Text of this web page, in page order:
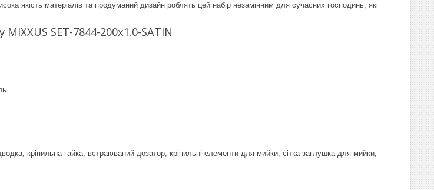
якість матеріалів та продуманий дизайн роблять цей набір незамінним для сучасних господинь, які
SET-7844-200x1.0-SATIN
кріпильна гайка, встраюваний дозатор, кріпильні елементи для мийки, сітка-заглушка для мийки,